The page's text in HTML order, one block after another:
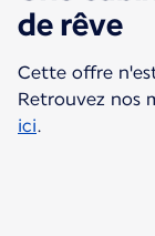
de rêve
Cette offre
Retrouvez nos
ici.